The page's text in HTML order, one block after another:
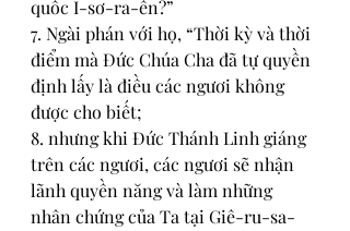
quốc I-sơ-ra-ên?”
7. Ngài phán với họ, “Thời kỳ và thời
điểm mà Ðức Chúa Cha đã tự quyền
định lấy là điều các ngươi không
được cho biết;
8. nhưng khi Ðức Thánh Linh giáng
trên các ngươi, các ngươi sẽ nhận
lãnh quyền năng và làm những
nhân chứng của Ta tại Giê-ru-sa-